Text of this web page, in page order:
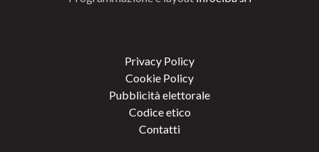
Privacy Policy
Cookie Policy
Pubblicità elettorale
Codice etico
Contatti